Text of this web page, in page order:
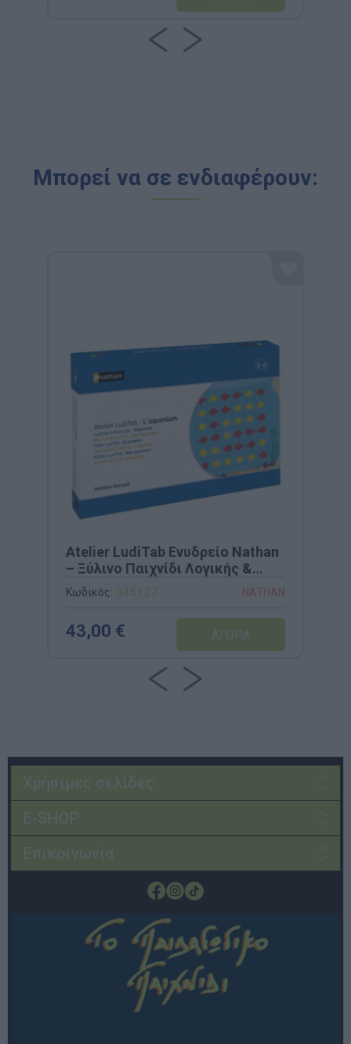
Μπορεί να σε ενδιαφέρουν:
Atelier LudiTab Ενυδρείο Nathan
– Ξύλινο Παιχνίδι Λογικής &
Χωρικού Προσανατολισμού
(Κωδ. 345127)
Κωδικός: 345127 NATHAN
43,00 €
Χρήσιμες σελίδες
E-SHOP
Επικοινωνία